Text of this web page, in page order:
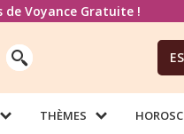
de Voyance Gratuite !
THÈMES